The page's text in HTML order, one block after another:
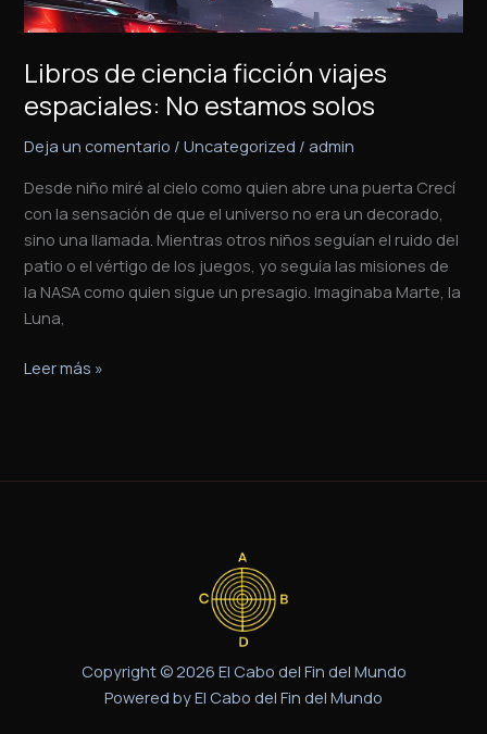
Libros de ciencia ficción viajes
espaciales: No estamos solos
Deja un comentario /Uncategorized / admin
Desde niño miré al cielo como quien abre una puerta Crecí
con la sensación de que el universo no era un decorado,
sino una llamada. Mientras otros niños seguían el ruido del
patio o el vértigo de los juegos, yo seguía las misiones de
la NASA como quien sigue un presagio. Imaginaba Marte, la
Luna,
Leer más »
Copyright © 2026 El Cabo del Fin del Mundo
Powered by El Cabo del Fin del Mundo